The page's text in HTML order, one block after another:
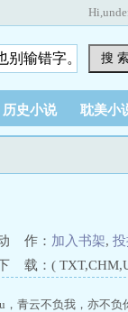
Hi,
搜
历史小说 耽美小
作： 加入书架,
载：(
青云不负我，亦不